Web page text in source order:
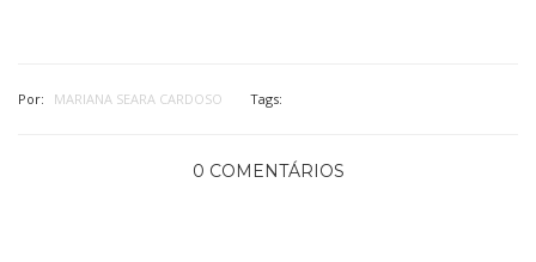
Por: MARIANA SEARA CARDOSO Tags:
0 COMENTÁRIOS